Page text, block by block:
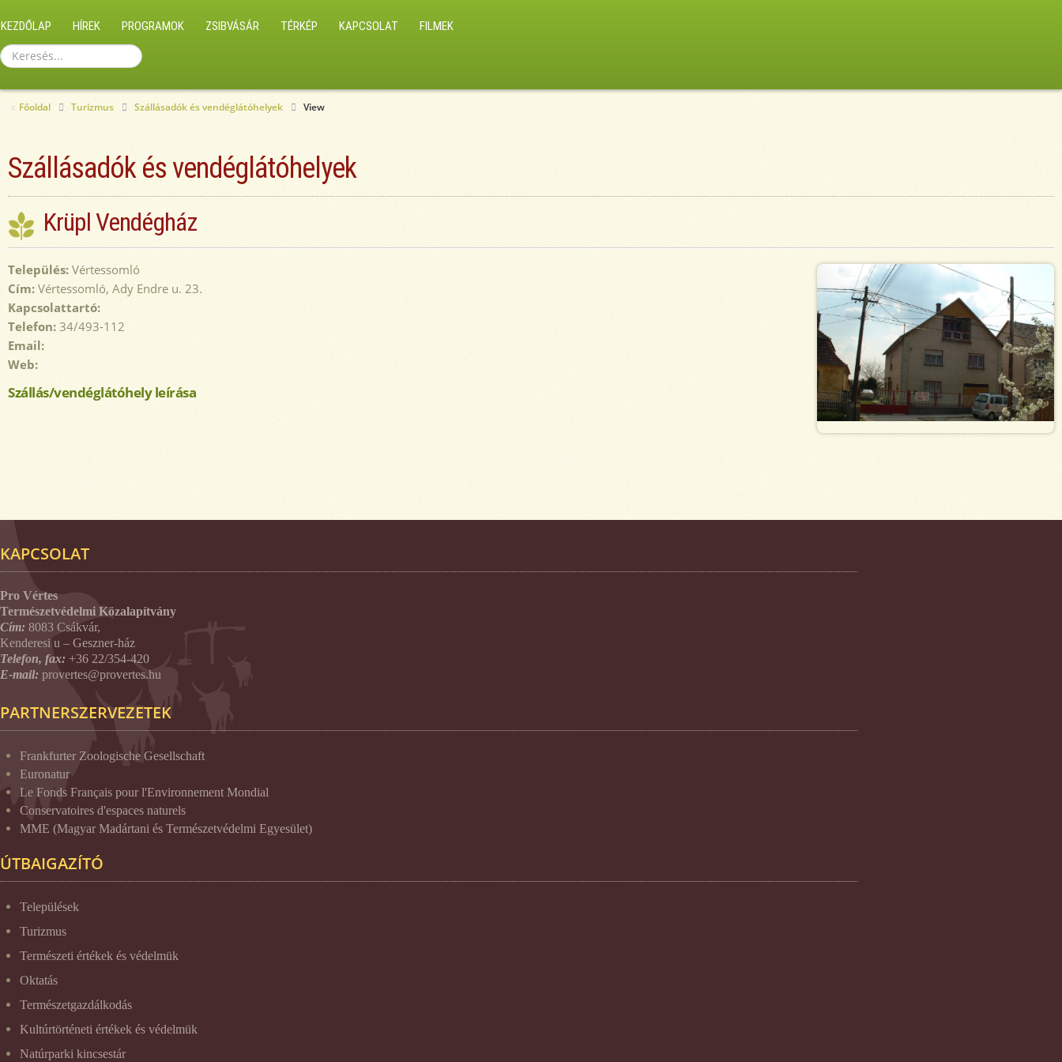
KEZDŐLAP HÍREK PROGRAMOK ZSIBVÁSÁR TÉRKÉP KAPCSOLAT FILMEK
Keresés...
Főoldal Turizmus Szállásadók és vendéglátóhelyek View
Szállásadók és vendéglátóhelyek
Krüpl Vendégház
Település: Vértessomló
Cím: Vértessomló, Ady Endre u. 23.
Kapcsolattartó:
Telefon: 34/493-112
Email:
Web:
Szállás/vendéglátóhely leírása
KAPCSOLAT
Pro Vértes
Természetvédelmi Közalapítvány
Cím: 8083 Csákvár,
Kenderesi u – Geszner-ház
Telefon, fax: +36 22/354-420
E-mail: provertes@provertes.hu
PARTNERSZERVEZETEK
Frankfurter Zoologische Gesellschaft
Euronatur
Le Fonds Français pour l'Environnement Mondial
Conservatoires d'espaces naturels
MME (Magyar Madártani és Természetvédelmi Egyesület)
ÚTBAIGAZÍTÓ
Települések
Turizmus
Természeti értékek és védelmük
Oktatás
Természetgazdálkodás
Kultúrtörténeti értékek és védelmük
Natúrparki kincsestár